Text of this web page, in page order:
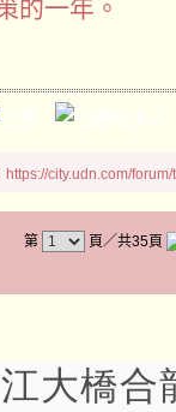
的一年。
https://city.udn.com/
第 頁／共35頁
大橋